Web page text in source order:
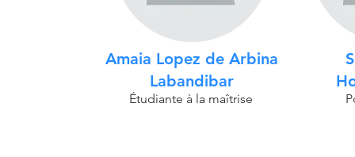
Amaia Lopez de Arbina
Labandibar
Étudiante à la maîtrise